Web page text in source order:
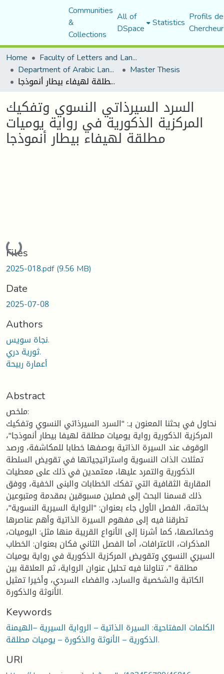
Communities
&
Collections
All of
DSpace Statistics Profils
Home
Faculty of Letters and Languages
Department of Arabic Language and Literature Master Thesis
السرد السيرذاتي النسوي وتفكيك المركزية الذكورية في رواية يوميات مطلقة لهيفاء بيطار أنموذجا
السرد السيرذاتي النسوي وتفكيك
المركزية الذكورية في رواية يوميات
مطلقة لهيفاء بيطار أنموذجا
Loading...
Files
2025-018.pdf(9.56 MB)
Date
2025-07-08
Authors
نجاة سويس.
ثورية دري.
أعمارة ربيحة
Abstract
ملخص:
نحاول في بحثنا المعنون بـ: "السرد السيرذاتي النسوي وتفكيك
المركزية الذكورية رواية يوميات مطلقة لهيفا بيطار أنموذجا"،
الوقوف عند السيرة الذاتية بوصفها خطابا للمكاشفة، ورصد
تمثلات الذات النسوية واستراتيجياتها في تقويض السلطة
الذكورية والتمرد عليها، معتمدين في ذلك على معطيات
المقاربة الثقافية التي تفكك الخطابات والبنى الخفية، ووفق
ذلك قسمنا البحث إلى فصلين مسبوقين بمقدمة ومتبوعين
بخاتمة، الفصل الأول جاء بعنوان: "الرواية السيرية النسوية"،
تطرقنا فيه إلى مفهوم السيرة الذاتية وأهم عناصرها
وخصائصها، كما أشرنا إلى الأنواع القريبة منها مثل: اليوميات،
المذكرات، الاعترافات، أما الفصل الثاني فكان بعنوان: الخطاب
السيري النسوي وتقويض المركزية الذكورية في رواية يوميات
مطلقة "، تناولنا فيه تحليل عنوان الرواية، ثم العلاقة بين
الكاتبة والشخصية والسارد، والفضاء السردي، وأخيرا تمثيل
الأنوثة والذكورة.
Keywords
الكلمات المفتاحية: السيرة الذاتية – الرواية السيرية –الهيمنة
الذكورية – الأنوثة والذكورة – يوميات مطلقة.
URI